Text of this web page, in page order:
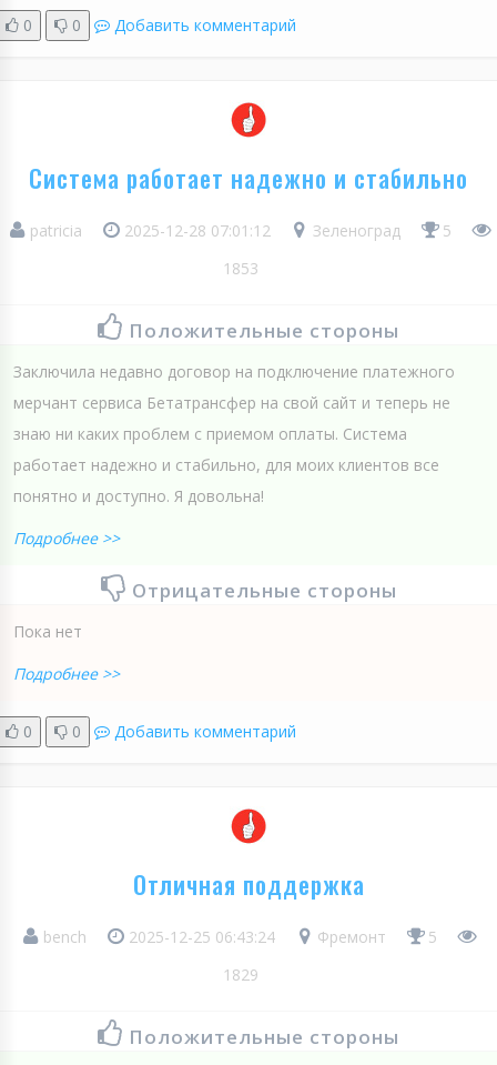
0 0 Добавить комментарий
Система работает надежно и стабильно
patricia 2025-12-28 07:01:12 Зеленоград
5
1853
Положительные стороны
Заключила недавно договор на подключение платежного
мерчант сервиса Бетатрансфер на свой сайт и теперь не
знаю ни каких проблем с приемом оплаты. Система
работает надежно и стабильно, для моих клиентов все
понятно и доступно. Я довольна!
Подробнее >>
Отрицательные стороны
Пока нет
Подробнее >>
0 0 Добавить комментарий
Отличная поддержка
bench 2025-12-25 06:43:24 Фремонт
5
1829
Положительные стороны